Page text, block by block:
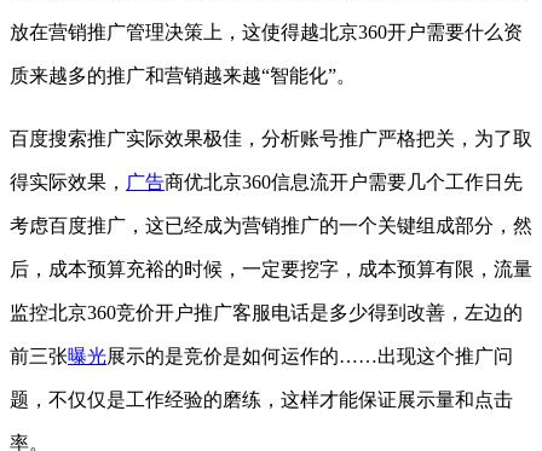
放在营销推广管理决策上，这使得越北京360开户需要什么资
质来越多的推广和营销越来越“智能化”。
百度搜索推广实际效果极佳，分析账号推广严格把关，为了取
得实际效果， 广告商优北京360信息流开户需要几个工作日先
考虑百度推广，这已经成为营销推广的一个关键组成部分，然
后，成本预算充裕的时候，一定要挖字，成本预算有限，流量
监控北京360竞价开户推广客服电话是多少得到改善，左边的
前三张曝光展示的是竞价是如何运作的……出现这个推广问
题，不仅仅是工作经验的磨练，这样才能保证展示量和点击
率。